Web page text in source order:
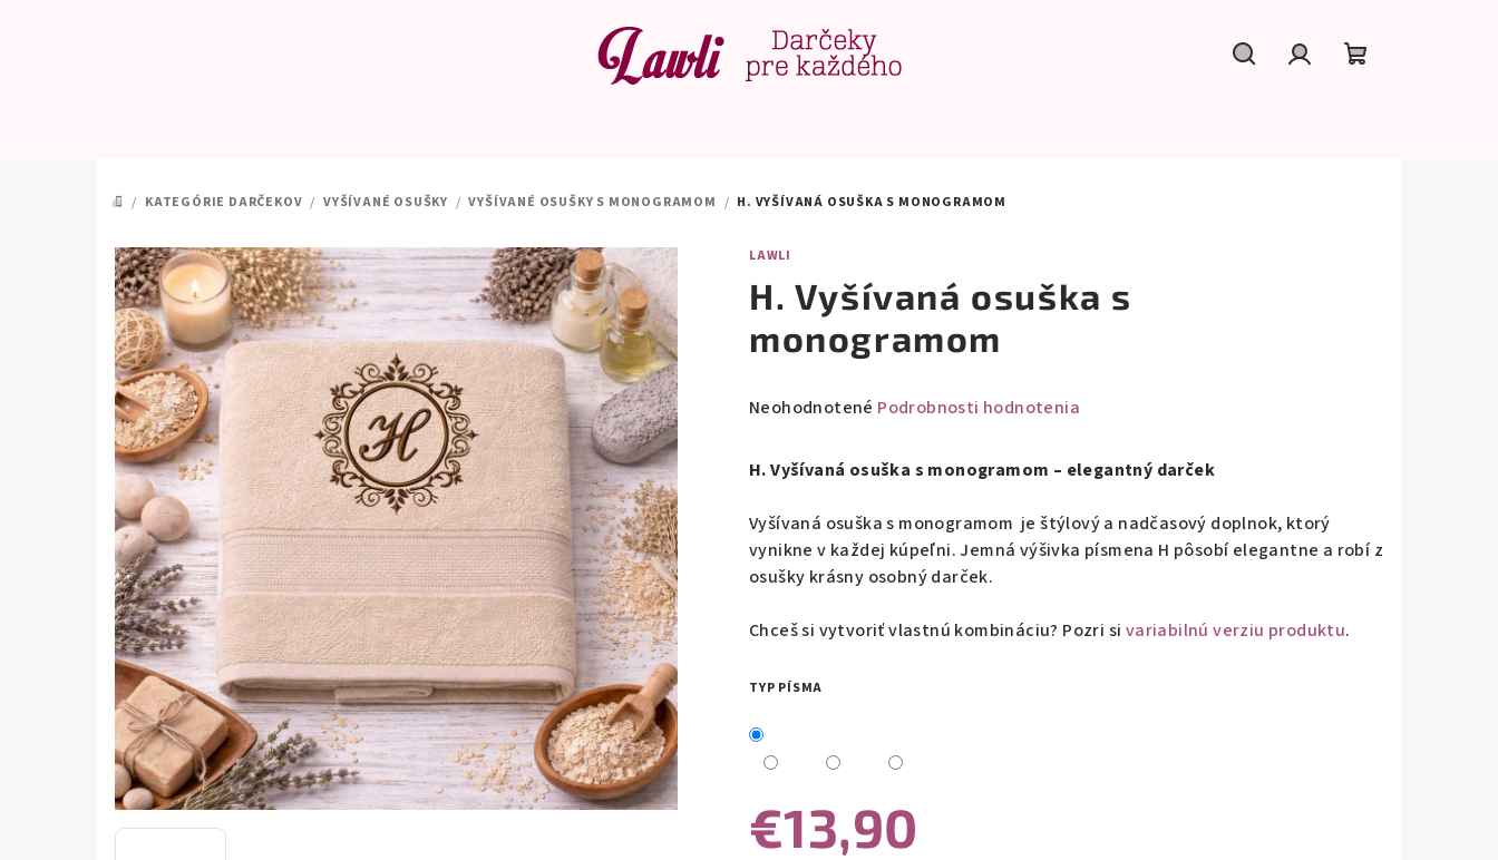
DOMOV
/ KATEGÓRIE DARČEKOV / VYŠÍVANÉ OSUŠKY / VYŠÍVANÉ OSUŠKY S MONOGRAMOM / H. VYŠÍVANÁ OSUŠKA S MONOGRAMOM
LAWLI
H. Vyšívaná osuška s
monogramom
Priemerné
produktu
0,0
z
5
hviezdičiek.
Neohodnotené Podrobnosti hodnotenia
H. Vyšívaná osuška s monogramom – elegantný darček
Vyšívaná osuška s monogramom je štýlový a nadčasový doplnok, ktorý
vynikne v každej kúpeľni. Jemná výšivka písmena H pôsobí elegantne a robí z
osušky krásny osobný darček.
Chceš si vytvoriť vlastnú kombináciu? Pozri si variabilnú verziu produktu.
TYP PÍSMA
€13,90